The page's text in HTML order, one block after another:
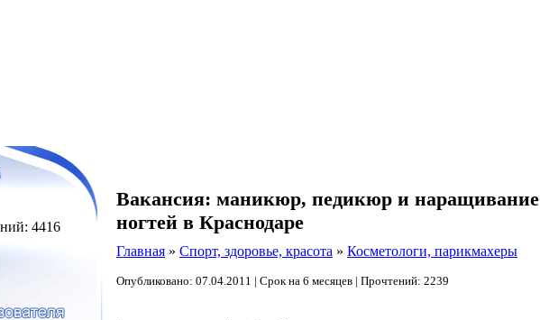
4416
Вакансия: маникюр, педикюр и наращивание
ногтей в Краснодаре
Главная » Спорт, здоровье, красота » Косметологи, парикмахеры
Опубликовано: 07.04.2011 | Срок на 6 месяцев | Прочтений: 2239